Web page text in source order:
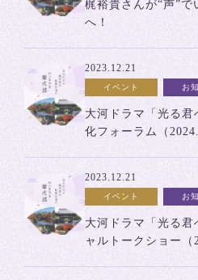
梶裕貴さんが“声”
へ！
2023.12.21
イベント お
大河ドラマ「光る
化フォーラム（
2023.12.21
イベント お
大河ドラマ「光る
ャルトークショー（